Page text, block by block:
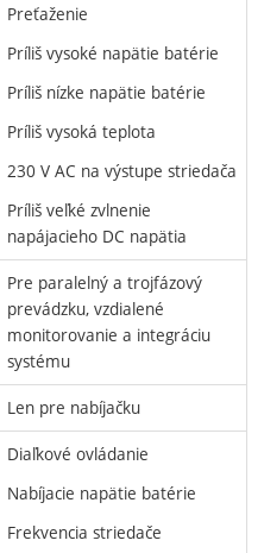
Preťaženie
Príliš vysoké napätie batérie
Príliš nízke napätie batérie
Príliš vysoká teplota
230 V AC na výstupe striedača
Príliš veľké zvlnenie
napájacieho DC napätia
Pre paralelný a trojfázový
prevádzku, vzdialené
monitorovanie a integráciu
systému
Len pre nabíjačku
Diaľkové ovládanie
Nabíjacie napätie batérie
Frekvencia striedače